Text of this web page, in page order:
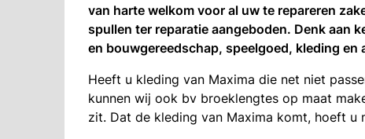
van harte welkom voor al uw te repareren
spullen ter reparatie aangeboden. Denk aan
en bouwgereedschap, speelgoed, kleding en
Heeft u kleding van Maxima die net niet
kunnen wij ook bv broeklengtes op maat
zit. Dat de kleding van Maxima komt, hoeft u